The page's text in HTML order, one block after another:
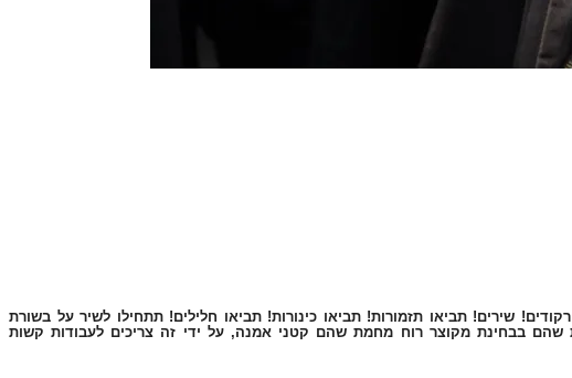
שירים! תביאו תזמורות! תביאו כינורות! תביאו חלילים! תתחילו לשיר על בשורת
בבחינת מקוצר רוח מחמת שהם קטני אמנה, על ידי זה צריכים לעבודות קשות